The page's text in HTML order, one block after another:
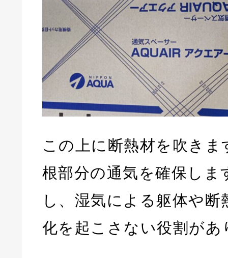
この上に断熱材を吹き
根部分の通気を確保しま
し、湿気による躯体や断
化を起こさない役割があ